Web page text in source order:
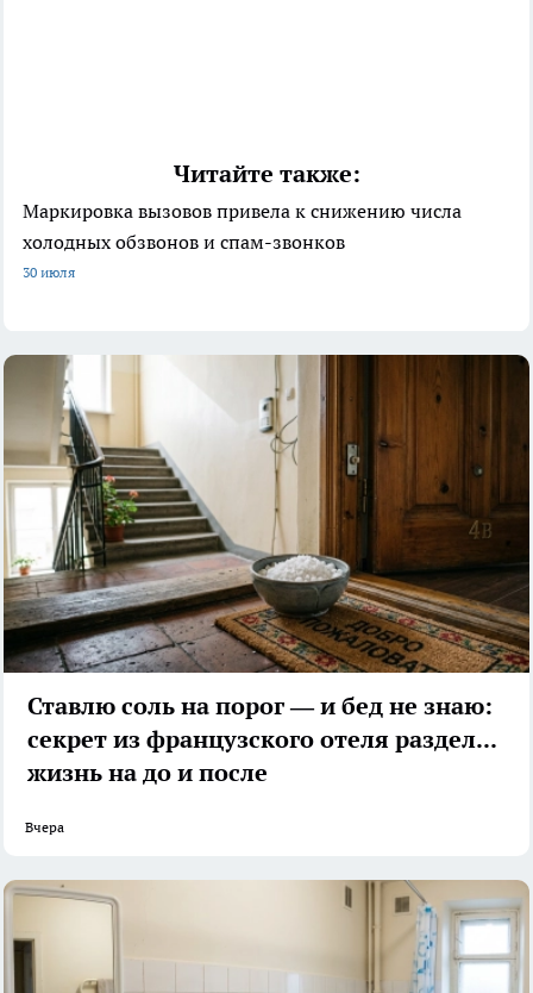
Читайте также:
Маркировка вызовов привела к снижению числа
холодных обзвонов и спам-звонков
30 июля
Ставлю соль на порог — и бед не знаю:
секрет из французского отеля разделил
жизнь на до и после
Вчера